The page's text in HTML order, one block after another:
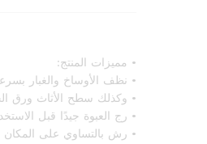
• مميزات المنتج:
• نظف الأوساخ والغبار
• وكذلك سطح الأثاث ورق
• رج العبوة جيدًا قبل
• رش بالتساوي على المكان